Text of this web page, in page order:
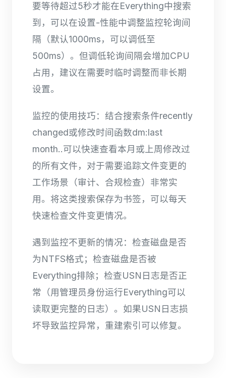
要等待超过5秒才能在Everything中搜索
到，可以在设置-性能中调整监控轮询间
隔（默认1000ms，可以调低至
500ms）。但调低轮询间隔会增加CPU
占用，建议在需要时临时调整而非长期
设置。
监控的使用技巧：结合搜索条件recently
changed或修改时间函数dm:last
month..可以快速查看本月或上周修改过
的所有文件，对于需要追踪文件变更的
工作场景（审计、合规检查）非常实
用。将这类搜索保存为书签，可以每天
快速检查文件变更情况。
遇到监控不更新的情况：检查磁盘是否
为NTFS格式；检查磁盘是否被
Everything排除；检查USN日志是否正
常（用管理员身份运行Everything可以
读取更完整的日志）。如果USN日志损
坏导致监控异常，重建索引可以修复。